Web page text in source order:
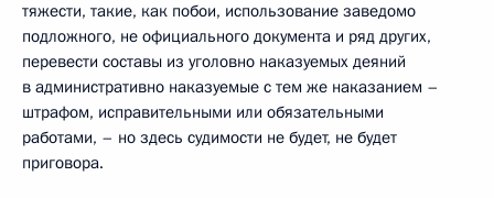
тяжести, такие, как побои, использование заведомо
подложного, не официального документа и ряд других,
перевести составы из уголовно наказуемых деяний
в административно наказуемые с тем же наказанием –
штрафом, исправительными или обязательными
работами, – но здесь судимости не будет, не будет
приговора.